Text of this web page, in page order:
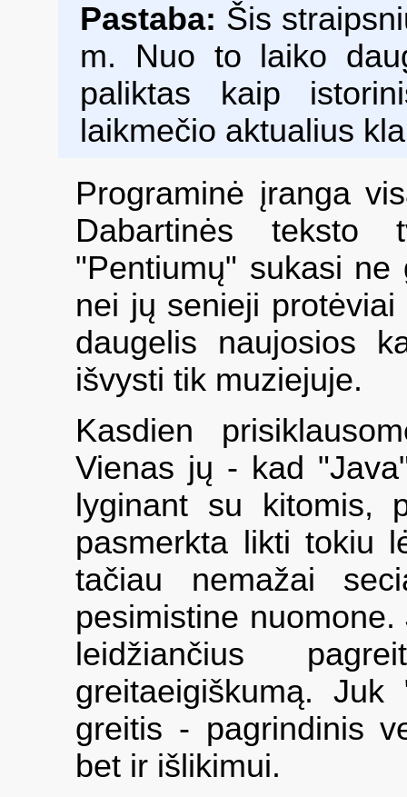
Pastaba: Šis
m. Nuo to laiko
paliktas kaip
laikmečio aktualius
Programinė įranga
Dabartinės teksto
"Pentiumų" sukasi
nei jų senieji
daugelis naujosios
išvysti tik muziejuje.
Kasdien
Vienas jų - kad
lyginant su kitomis,
pasmerkta likti tokiu
tačiau nemažai
pesimistine
leidžiančius
greitaeigiškumą.
greitis - pagrindinis
bet ir išlikimui.